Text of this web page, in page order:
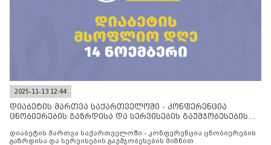
2025-11-13 12:44
დიაბეტის მართვა საქართველოში - კონფერენცია
ცნობიერების გაზრდისა და სერვისების გაუმჯობესების
დიაბეტის მართვა საქართველოში - კონფერენცია ცნობიერების
გაზრდისა და სერვისების გაუმჯობესების მიზნით